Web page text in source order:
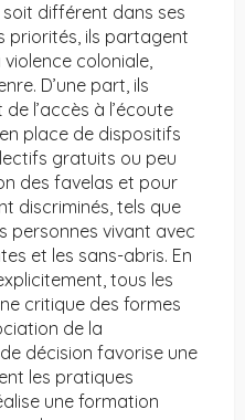
différent dans ses
priorités, ils partagent
coloniale,
D’une part, ils
l’accès à l’écoute
place de dispositifs
gratuits ou peu
des favelas et pour
discriminés, tels que
personnes vivant avec
et les sans-abris. En
tous les
critique des formes
de la
décision favorise une
les pratiques
une formation